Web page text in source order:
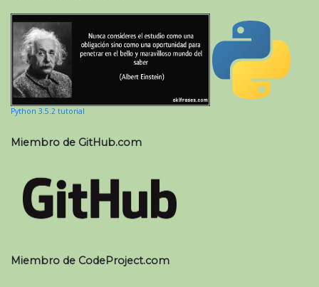
Python 3.5.2 tutorial
Miembro de GitHub.com
Miembro de CodeProject.com